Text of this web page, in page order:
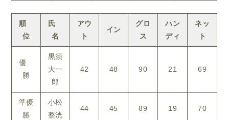
順
位
氏
名
アウ
ト
イン
グロ
ス
ハン
ディ
ネッ
ト
優
勝
黒須
大一
郎
42 48 90 21 69
準優
勝
小松
整洸
44 45 89 19 70